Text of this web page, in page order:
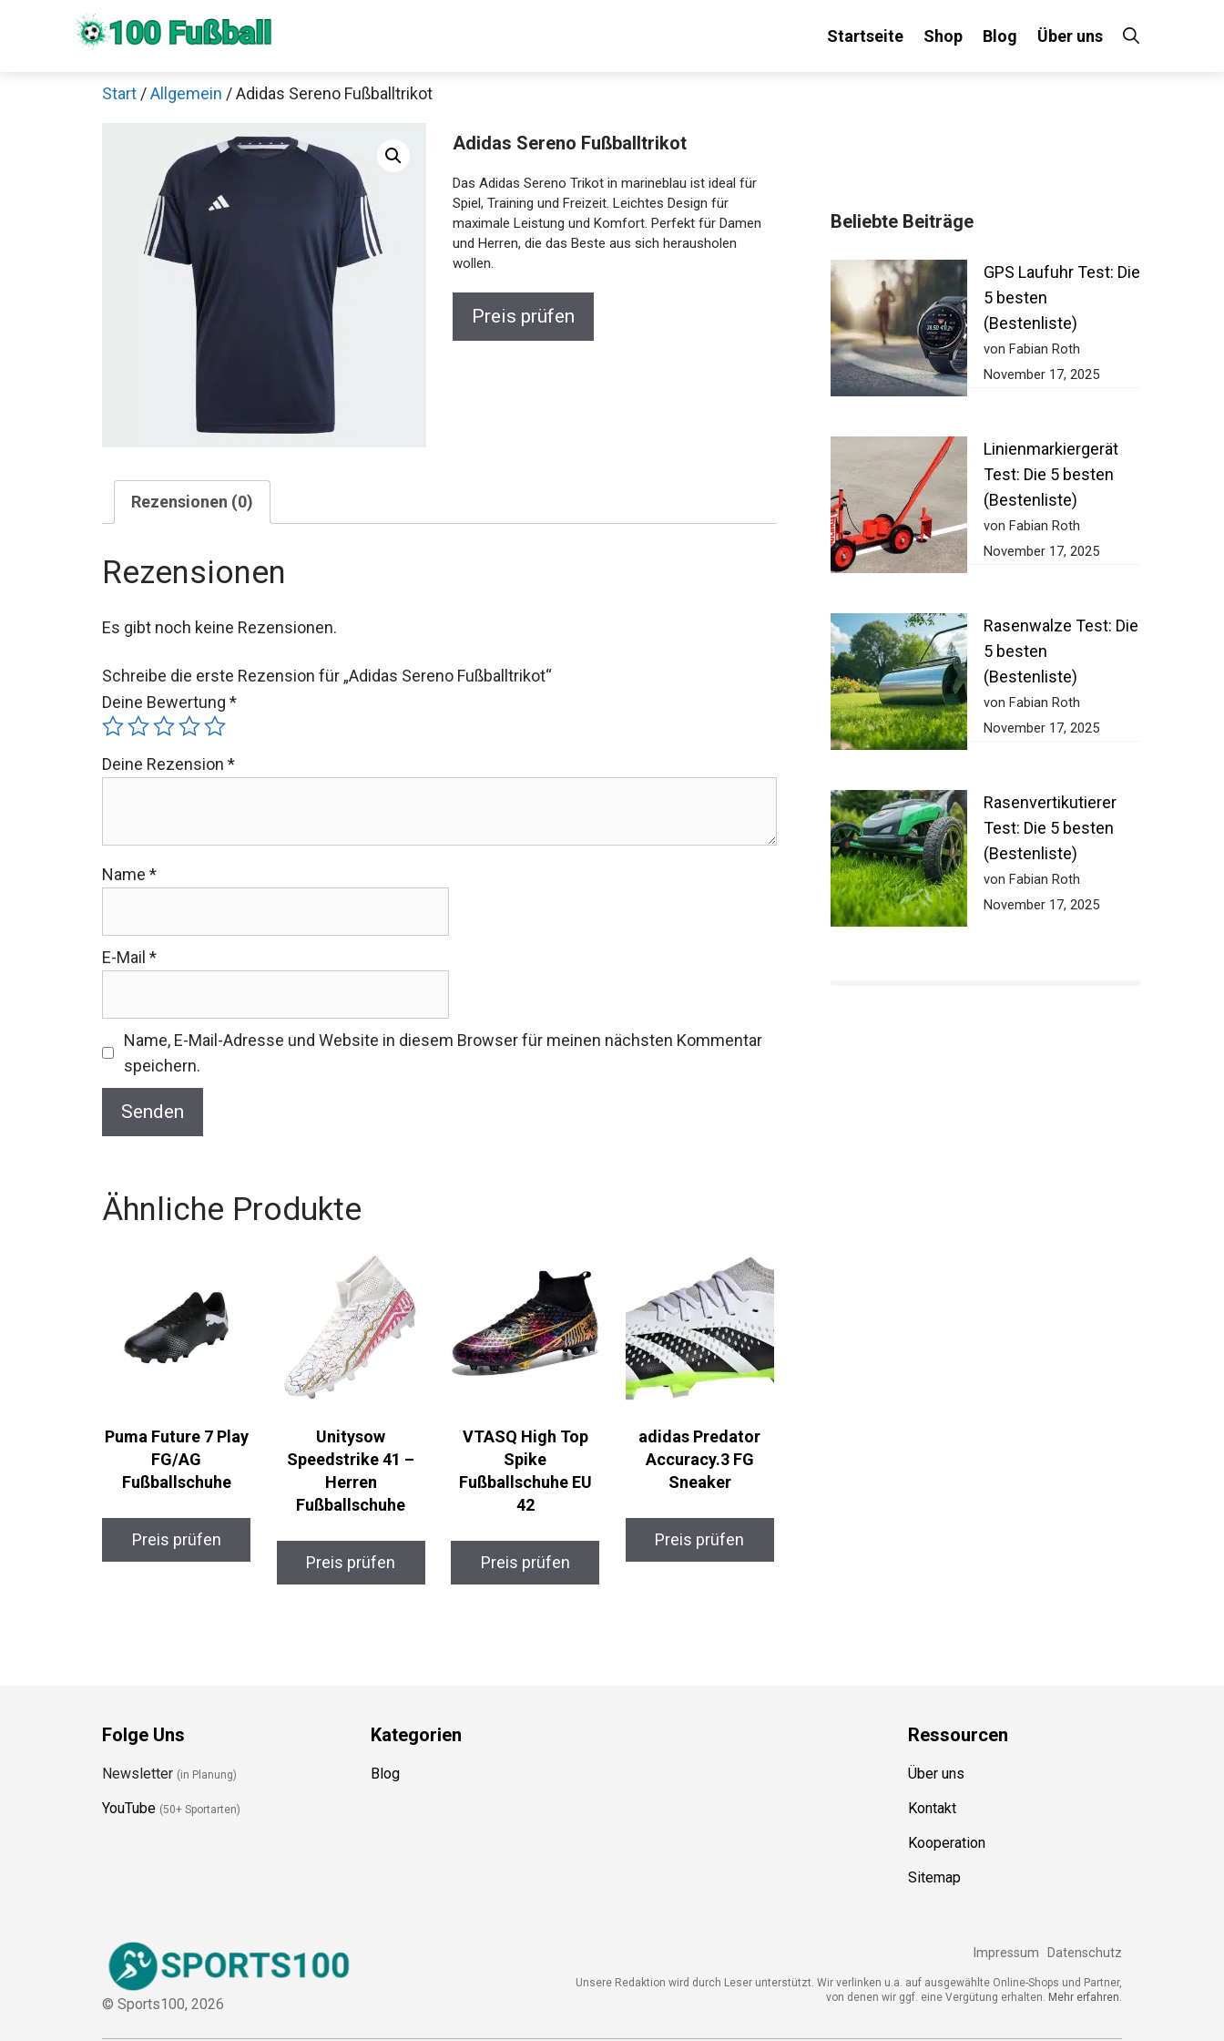
Startseite Shop Blog Über uns
Start /Allgemein / Adidas Sereno Fußballtrikot
Adidas Sereno Fußballtrikot
Das Adidas Sereno Trikot in marineblau ist ideal für
Spiel, Training und Freizeit. Leichtes Design für
maximale Leistung und Komfort. Perfekt für Damen
und Herren, die das Beste aus sich herausholen
wollen.
Preis prüfen
Rezensionen (0)
Rezensionen
Es gibt noch keine Rezensionen.
Schreibe die erste Rezension für „Adidas Sereno Fußballtrikot“
Deine Bewertung *
Deine Rezension *
Name *
E-Mail *
Name, E-Mail-Adresse und Website in diesem Browser für meinen nächsten Kommentar
speichern.
Ähnliche Produkte
Puma Future 7 Play
FG/AG
Fußballschuhe
Preis prüfen
Unitysow
Speedstrike 41 –
Herren
Fußballschuhe
Preis prüfen
VTASQ High Top
Spike
Fußballschuhe EU
42
Preis prüfen
adidas Predator
Accuracy.3 FG
Sneaker
Preis prüfen
Beliebte Beiträge
GPS Laufuhr Test: Die
5 besten
(Bestenliste)
von Fabian Roth
November 17, 2025
Linienmarkiergerät
Test: Die 5 besten
(Bestenliste)
von Fabian Roth
November 17, 2025
Rasenwalze Test: Die
5 besten
(Bestenliste)
von Fabian Roth
November 17, 2025
Rasenvertikutierer
Test: Die 5 besten
(Bestenliste)
von Fabian Roth
November 17, 2025
Folge Uns
Newsletter (in Planung)
YouTube (50+ Sportarten)
Kategorien
Blog
Ressourcen
Über uns
Kontakt
Kooperation
Sitemap
© Sports100, 2026
Impressum Datenschutz
Unsere Redaktion wird durch Leser unterstützt. Wir verlinken u.a. auf ausgewählte Online-Shops und Partner,
von denen wir ggf. eine Vergütung erhalten. Mehr erfahren.